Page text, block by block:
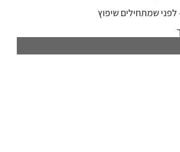
שמתחילים שיפוץ